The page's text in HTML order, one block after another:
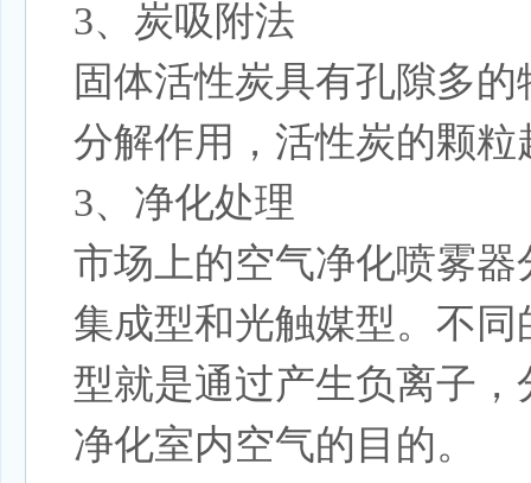
3、炭吸附法
固体活性炭具有孔隙多
分解作用，活性炭的颗
3、净化处理
市场上的空气净化喷雾
集成型和光触媒型。不
型就是通过产生负离子
净化室内空气的目的。